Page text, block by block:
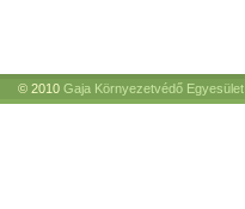
© 2010 Gaja Környezetvédő Egyesület